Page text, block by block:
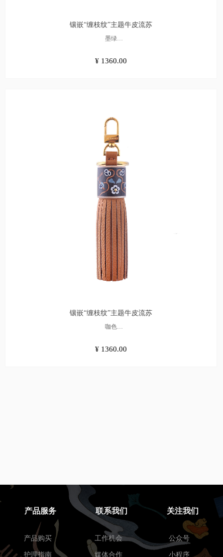
镶嵌“缠枝纹”主题牛皮流苏
墨绿
¥1360.00
¥ 1360.00
镶嵌“缠枝纹”主题牛皮流苏
咖色
¥1360.00
¥ 1360.00
产品服务 联系我们 关注我们
产品购买
护理指南
公众号
小程序
工作机会
媒体合作